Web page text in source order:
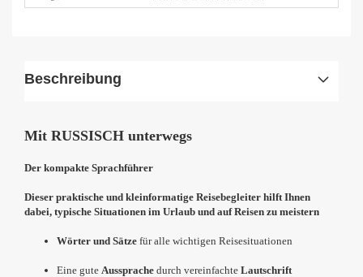
Beschreibung
Mit RUSSISCH unterwegs
Der kompakte Sprachführer
Dieser praktische und kleinformatige Reisebegleiter hilft Ihnen
dabei, typische Situationen im Urlaub und auf Reisen zu meistern
Wörter und Sätze für alle wichtigen Reisesituationen
Eine gute Aussprache durch vereinfachte Lautschrift